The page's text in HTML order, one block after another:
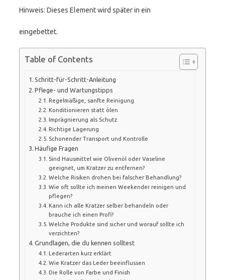
Hinweis: Dieses Element wird später in ein
eingebettet.
Table of Contents
Schritt-für-Schritt-Anleitung
Pflege- und Wartungstipps
Regelmäßige, sanfte Reinigung
Konditionieren statt ölen
Imprägnierung als Schutz
Richtige Lagerung
Schonender Transport und Kontrolle
Häufige Fragen
Sind Hausmittel wie Olivenöl oder Vaseline
geeignet, um Kratzer zu entfernen?
Welche Risiken drohen bei falscher Behandlung?
Wie oft sollte ich meinen Weekender reinigen und
pflegen?
Kann ich alle Kratzer selber behandeln oder
brauche ich einen Profi?
Welche Produkte sind sicher und worauf sollte ich
verzichten?
Grundlagen, die du kennen solltest
Lederarten kurz erklärt
Wie Kratzer das Leder beeinflussen
Die Rolle von Farbe und Finish